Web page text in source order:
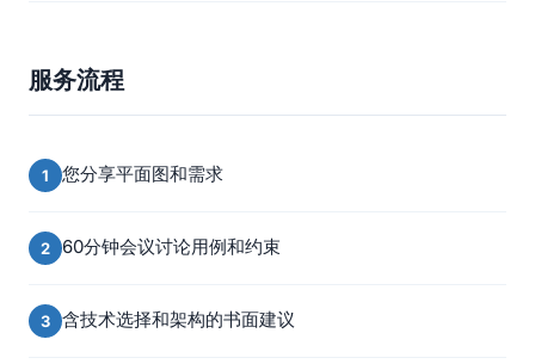
服务流程
您分享平面图和需求
60分钟会议讨论用例和约束
含技术选择和架构的书面建议